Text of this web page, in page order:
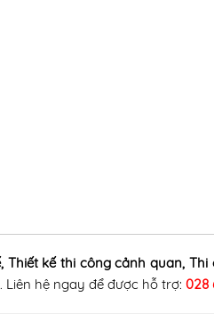
Thiết kế thi công cảnh quan, Thi
. Liên hệ ngay để được hỗ trợ: 028